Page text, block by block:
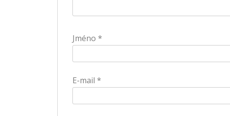
Jméno *
E-mail *